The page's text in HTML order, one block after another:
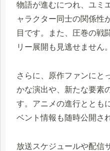
物語が進むにつれ、ユミ
ャラクター同士の関係性
目です。また、圧巻の戦
リー展開も見逃せません。
さらに、原作ファンにと
かな演出や、新たな要素
す。アニメの進行ととも
ベント情報も随時公開さ
放送スケジュールや配信